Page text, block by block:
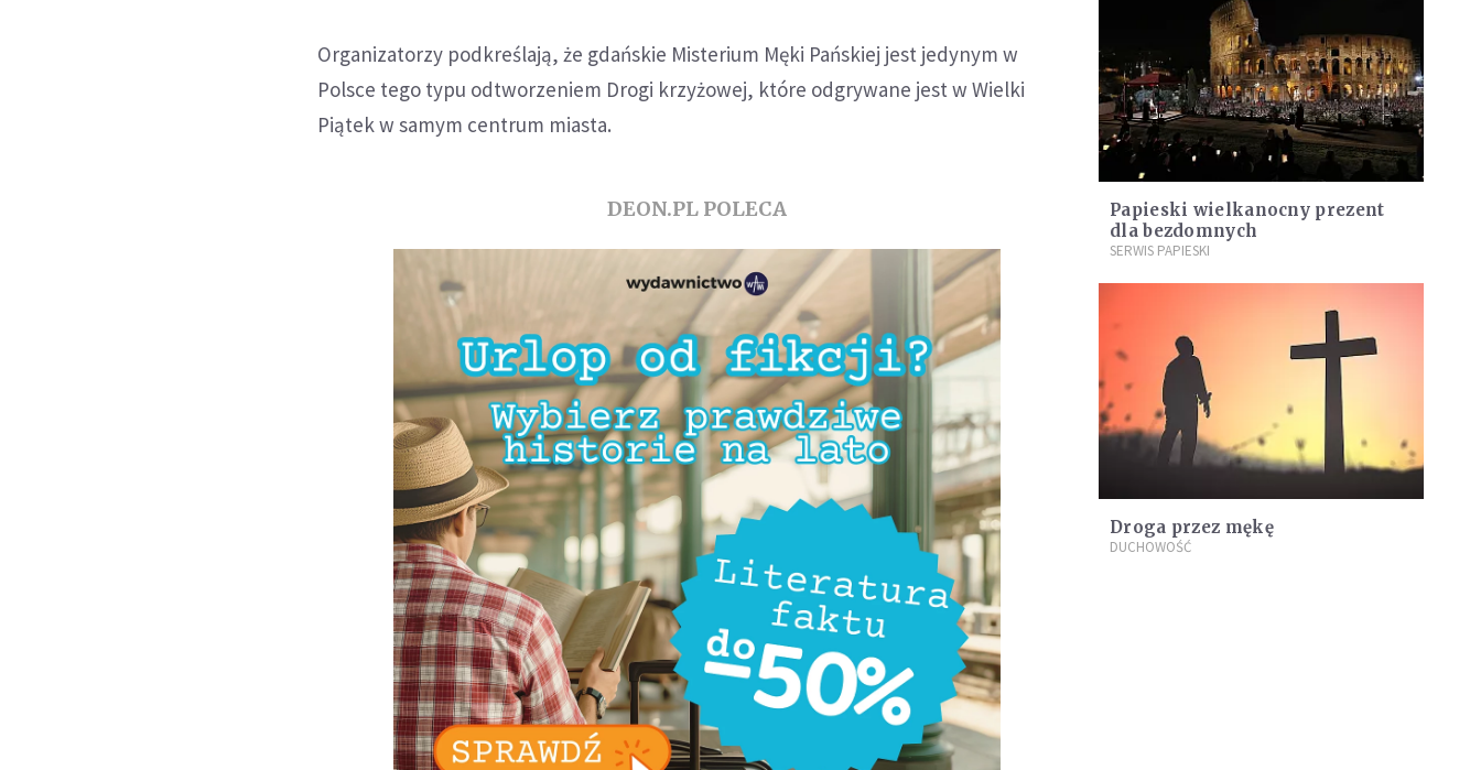
Organizatorzy podkreślają, że gdańskie Misterium Męki Pańskiej jest jedynym w
Polsce tego typu odtworzeniem Drogi krzyżowej, które odgrywane jest w Wielki
Piątek w samym centrum miasta.
DEON.PL POLECA
Papieski wielkanocny prezent
dla bezdomnych
SERWIS PAPIESKI
Droga przez mękę
DUCHOWOŚĆ